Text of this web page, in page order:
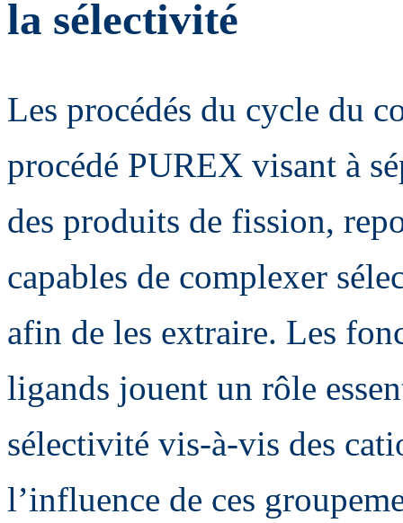
la sélectivité
Les procédés du cycle du
procédé PUREX visant à
des produits de fission,
capables de complexer
afin de les extraire. Les
ligands jouent un rôle
sélectivité vis-à-vis des
l’influence de ces